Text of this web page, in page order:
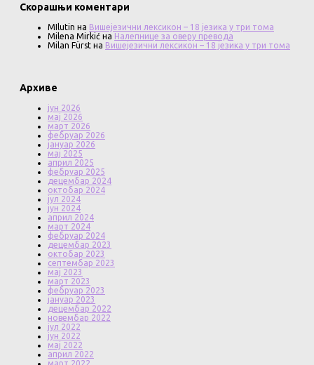
Скорашњи коментари
MIlutin на Вишејезични лексикон – 18 језика у три тома
Milena Mirkić на Налепнице за оверу превода
Milan Fürst на Вишејезични лексикон – 18 језика у три тома
Архиве
јун 2026
мај 2026
март 2026
фебруар 2026
јануар 2026
мај 2025
април 2025
фебруар 2025
децембар 2024
октобар 2024
јул 2024
јун 2024
април 2024
март 2024
фебруар 2024
децембар 2023
октобар 2023
септембар 2023
мај 2023
март 2023
фебруар 2023
јануар 2023
децембар 2022
новембар 2022
јул 2022
јун 2022
мај 2022
април 2022